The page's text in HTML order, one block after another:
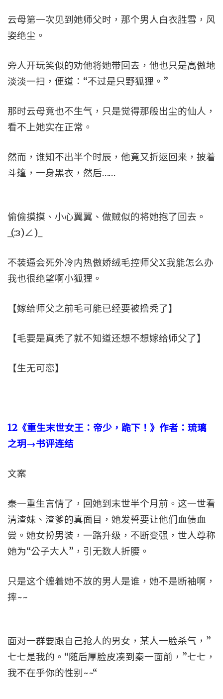
云母第一次见到她师父时，那个男人白衣胜雪，风
姿绝尘。
旁人开玩笑似的劝他将她带回去，他也只是高傲地
淡淡一扫，便道：“不过是只野狐狸。”
那时云母竟也不生气，只是觉得那般出尘的仙人，
看不上她实在正常。
然而，谁知不出半个时辰，他竟又折返回来，披着
斗篷，一身黑衣，然后……
偷偷摸摸、小心翼翼、做贼似的将她抱了回去。
_(:з)∠)_
不装逼会死外冷内热傲娇绒毛控师父X我能怎么办
我也很绝望啊小狐狸。
【嫁给师父之前毛可能已经要被撸秃了】
【毛要是真秃了就不知道还想不想嫁给师父了】
【生无可恋】
12 《重生末世女王：帝少，跪下！》作者：琉璃
之玥→书评连结
文案
秦一重生言情了，回她到末世半个月前。这一世看
清渣妹、渣爹的真面目，她发誓要让他们血债血
尝。她女扮男装，一路升级，不断变强，世人尊称
她为“公子大人”，引无数人折腰。
只是这个缠着她不放的男人是谁，她不是断袖啊，
摔~~
面对一群要跟自己抢人的男女，某人一脸杀气，”
七七是我的。“随后厚脸皮凑到秦一面前，”七七，
我不在乎你的性别~~“